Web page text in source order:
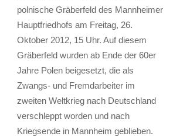
polnische Gräberfeld des Mannheimer
Hauptfriedhofs am Freitag, 26.
Oktober 2012, 15 Uhr. Auf diesem
Gräberfeld wurden ab Ende der 60er
Jahre Polen beigesetzt, die als
Zwangs- und Fremdarbeiter im
zweiten Weltkrieg nach Deutschland
verschleppt worden und nach
Kriegsende in Mannheim geblieben.